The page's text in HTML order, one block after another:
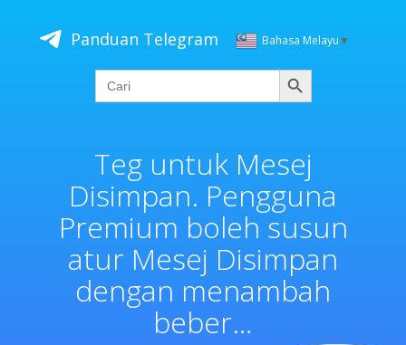
to
content
Panduan Telegram Bahasa Melayu▼
Search
for:
Cari
Teg untuk Mesej
Disimpan. Pengguna
Premium boleh susun
atur Mesej Disimpan
dengan menambah
beber…